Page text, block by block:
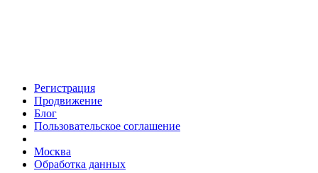
Регистрация
Продвижение
Блог
Пользовательское соглашение
Москва
Обработка данных